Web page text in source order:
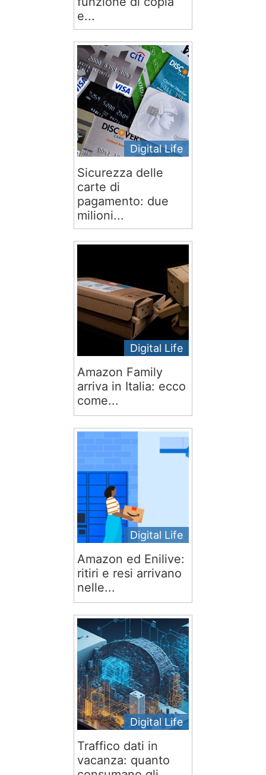
e...
Digital Life
Sicurezza delle
carte di
pagamento: due
milioni...
Digital Life
Amazon Family
arriva in Italia: ecco
come...
Digital Life
Amazon ed Enilive:
ritiri e resi arrivano
nelle...
Digital Life
Traffico dati in
vacanza: quanto